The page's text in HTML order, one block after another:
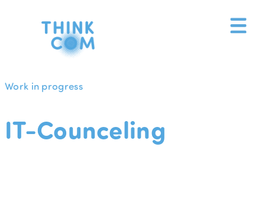
Work in progress
IT-Counceling